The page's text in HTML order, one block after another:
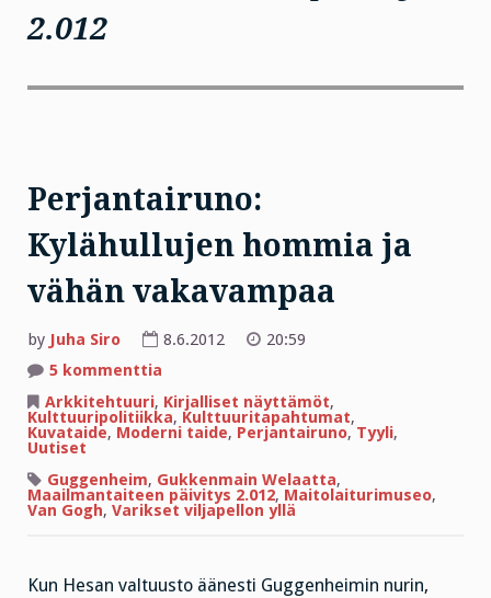
2.012
Perjantairuno:
Kylähullujen hommia ja
vähän vakavampaa
by Juha Siro 8.6.2012
20:59
5 kommenttia
Kylähullujen
hommia
ja
Arkkitehtuuri, Kirjalliset näyttämöt,
Kulttuuripolitiikka, Kulttuuritapahtumat,
Kuvataide, Moderni taide, Perjantairuno, Tyyli,
Uutiset
Guggenheim, Gukkenmain Welaatta,
Maailmantaiteen päivitys 2.012, Maitolaiturimuseo,
Van Gogh, Varikset viljapellon yllä
Kun Hesan valtuusto äänesti Guggenheimin nurin,